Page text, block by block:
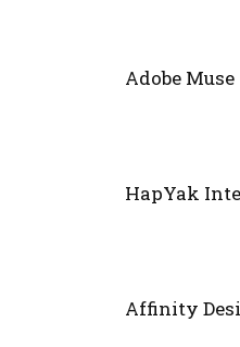
Adobe Muse
HapYak
Affinity